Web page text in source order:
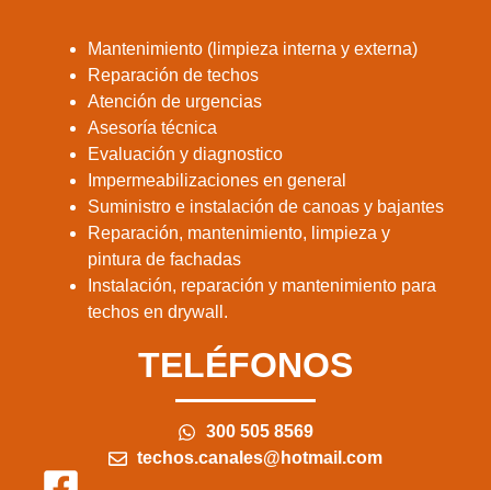
Mantenimiento (limpieza interna y externa)
Reparación de techos
Atención de urgencias
Asesoría técnica
Evaluación y diagnostico
Impermeabilizaciones en general
Suministro e instalación de canoas y bajantes
Reparación, mantenimiento, limpieza y
pintura de fachadas
Instalación, reparación y mantenimiento para
techos en drywall.
TELÉFONOS
300 505 8569
techos.canales@hotmail.com